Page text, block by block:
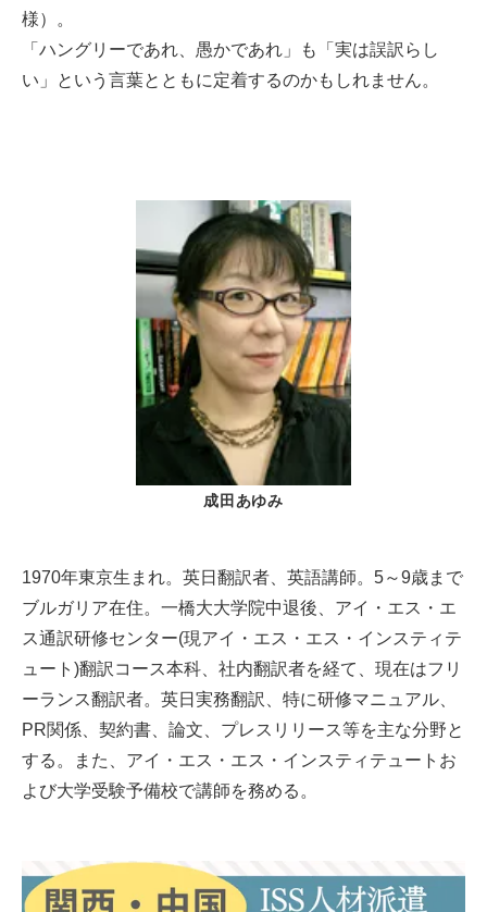
様）。
「ハングリーであれ、愚かであれ」も「実は誤訳らし
い」という言葉とともに定着するのかもしれません。
成田あゆみ
1970年東京生まれ。英日翻訳者、英語講師。5～9歳まで
ブルガリア在住。一橋大大学院中退後、アイ・エス・エ
ス通訳研修センター(現アイ・エス・エス・インスティテ
ュート)翻訳コース本科、社内翻訳者を経て、現在はフリ
ーランス翻訳者。英日実務翻訳、特に研修マニュアル、
PR関係、契約書、論文、プレスリリース等を主な分野と
する。また、アイ・エス・エス・インスティテュートお
よび大学受験予備校で講師を務める。